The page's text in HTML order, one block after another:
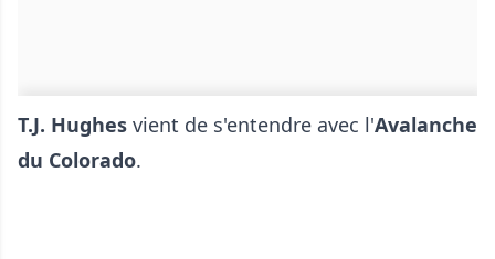
T.J. Hughes vient de s'entendre avec l'Avalanche
du Colorado.